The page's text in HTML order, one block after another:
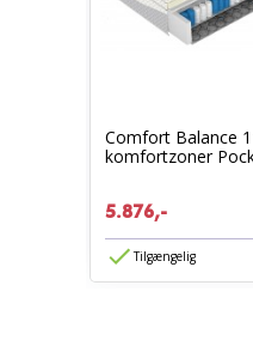
Comfort Balance
komfortzoner
5.876,-
Tilgængelig